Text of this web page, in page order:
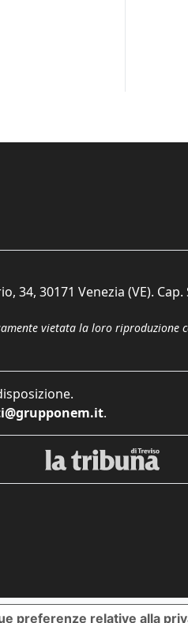
30171 Venezia (VE). Cap.
vietata la loro riproduzione
.
preferenze relative alla